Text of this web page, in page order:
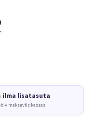
ilma lisatasuta
makseviis kassas